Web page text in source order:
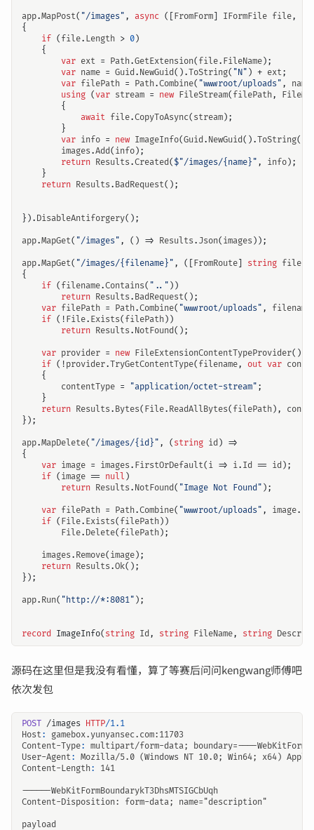
app.MapPost( "/images" , async ([FromForm] IFormFile file,
{
if ( file. Length > 0)
{
var ext = Path.GetExtension( file. FileName);
var name = Guid . NewGuid().ToString( "N" ) + ext;
var filePath = Path.Combine( "wwwroot/uploads" , name
using ( var stream = new FileStream( filePath,
{
await file.CopyToAsync( stream);
}
var info = new ImageInfo(Guid . NewGuid().ToString(),
images .Add( info);
return Results .Created( $"/images/{name}" , info);
}
return Results . BadRequest();
}). DisableAntiforgery();
app.MapGet( "/images" , () => Results . Json( images ));
app.MapGet( "/images/{filename}" , ([FromRoute] string
{
if ( filename.Contains( ".." ))
return Results . BadRequest();
var filePath = Path.Combine( "wwwroot/uploads" , filename
if (! File. Exists( filePath))
return Results . NotFound();
var provider = new FileExtensionContentTypeProvider();
if (! provider.TryGetContentType( filename, out var
{
contentType = "application/octet-stream" ;
}
return Results . Bytes( File. ReadAllBytes( filePath),
});
app.MapDelete( "/images/{id}" , ( string id ) =>
{
var image = images . FirstOrDefault( i => i. Id == id );
if ( image == null )
return Results . NotFound( "Image Not Found" );
var filePath = Path.Combine( "wwwroot/uploads" , image.
if ( File. Exists( filePath))
File. Delete( filePath);
images . Remove( image);
return Results .Ok();
});
app. Run( "http://*:8081" );
record ImageInfo( string Id , string FileName, string
源码在这里但是我没有看懂，算了等赛后问问kengwang师傅吧
依次发包
POST /images HTTP/1.1
Host:
gamebox.yunyansec.com:11703
Content-Type: multipart/form-data; boundary=----
User-Agent: Mozilla/5.0 (Windows NT 10.0; Win64; x64)
Content-Length: 141